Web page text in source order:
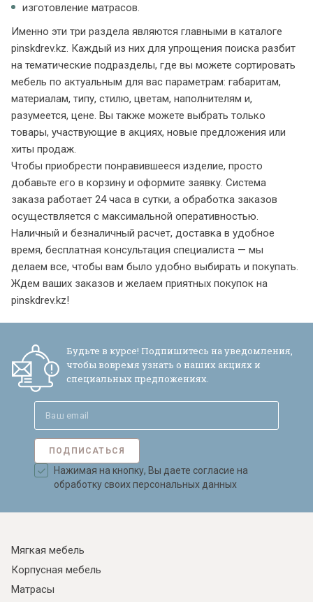
изготовление матрасов.
Именно эти три раздела являются главными в каталоге
pinskdrev.kz. Каждый из них для упрощения поиска разбит
на тематические подразделы, где вы можете сортировать
мебель по актуальным для вас параметрам: габаритам,
материалам, типу, стилю, цветам, наполнителям и,
разумеется, цене. Вы также можете выбрать только
товары, участвующие в акциях, новые предложения или
хиты продаж.
Чтобы приобрести понравившееся изделие, просто
добавьте его в корзину и оформите заявку. Система
заказа работает 24 часа в сутки, а обработка заказов
осуществляется с максимальной оперативностью.
Наличный и безналичный расчет, доставка в удобное
время, бесплатная консультация специалиста — мы
делаем все, чтобы вам было удобно выбирать и покупать.
Ждем ваших заказов и желаем приятных покупок на
pinskdrev.kz!
Будьте в курсе! Подпишитесь на уведомления,
чтобы вовремя узнать о наших акциях и
специальных предложениях.
ПОДПИСАТЬСЯ
Нажимая на кнопку, Вы даете согласие на
обработку своих персональных данных
Мягкая мебель
Корпусная мебель
Матрасы